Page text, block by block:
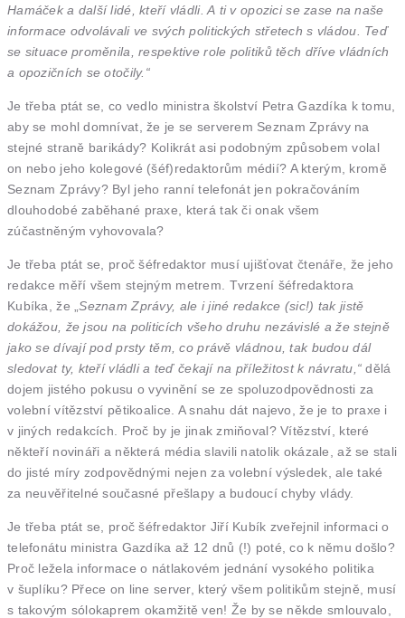
Hamáček a další lidé, kteří vládli. A ti v opozici se zase na naše
informace odvolávali ve svých politických střetech s vládou. Teď
se situace proměnila, respektive role politiků těch dříve vládních
a opozičních se otočily.“
Je třeba ptát se, co vedlo ministra školství Petra Gazdíka k tomu,
aby se mohl domnívat, že je se serverem Seznam Zprávy na
stejné straně barikády? Kolikrát asi podobným způsobem volal
on nebo jeho kolegové (šéf)redaktorům médií? A kterým, kromě
Seznam Zprávy? Byl jeho ranní telefonát jen pokračováním
dlouhodobé zaběhané praxe, která tak či onak všem
zúčastněným vyhovovala?
Je třeba ptát se, proč šéfredaktor musí ujišťovat čtenáře, že jeho
redakce měří všem stejným metrem. Tvrzení šéfredaktora
Kubíka, že „Seznam Zprávy, ale i jiné redakce (sic!) tak jistě
dokážou, že jsou na politicích všeho druhu nezávislé a že stejně
jako se dívají pod prsty těm, co právě vládnou, tak budou dál
sledovat ty, kteří vládli a teď čekají na příležitost k návratu,“ dělá
dojem jistého pokusu o vyvinění se ze spoluzodpovědnosti za
volební vítězství pětikoalice. A snahu dát najevo, že je to praxe i
v jiných redakcích. Proč by je jinak zmiňoval? Vítězství, které
někteří novináři a některá média slavili natolik okázale, až se stali
do jisté míry zodpovědnými nejen za volební výsledek, ale také
za neuvěřitelné současné přešlapy a budoucí chyby vlády.
Je třeba ptát se, proč šéfredaktor Jiří Kubík zveřejnil informaci o
telefonátu ministra Gazdíka až 12 dnů (!) poté, co k němu došlo?
Proč ležela informace o nátlakovém jednání vysokého politika
v šuplíku? Přece on line server, který všem politikům stejně, musí
s takovým sólokaprem okamžitě ven! Že by se někde smlouvalo,